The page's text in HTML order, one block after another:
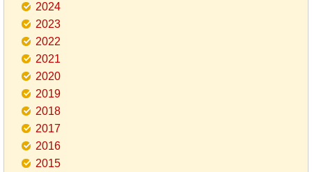
2024
2023
2022
2021
2020
2019
2018
2017
2016
2015